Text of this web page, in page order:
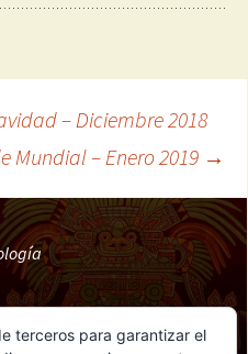
– Diciembre 2018
Mundial – Enero 2019 →
terceros para garantizar el